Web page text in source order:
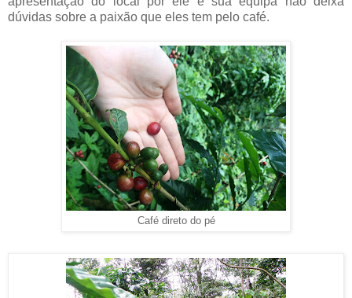
dúvidas sobre a paixão que eles tem pelo café.
Café direto do pé